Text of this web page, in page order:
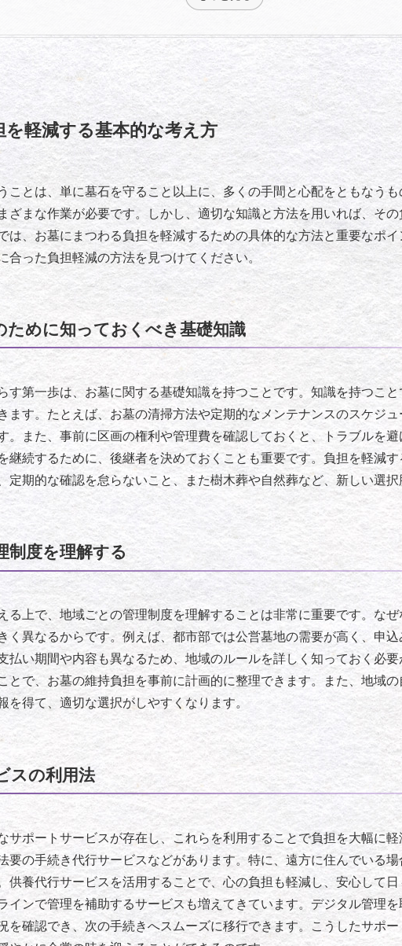
を軽減する基本的な考え方
ことは、単に墓石を守ること以上に、多くの手間と心配をともなう
ざまな作業が必要です。しかし、適切な知識と方法を用いれば、そ
は、お墓にまつわる負担を軽減するための具体的な方法と重要なポ
合った負担軽減の方法を見つけてください。
ために知っておくべき基礎知識
す第一歩は、お墓に関する基礎知識を持つことです。知識を持つこ
ます。たとえば、お墓の清掃方法や定期的なメンテナンスのスケジ
。また、事前に区画の権利や管理費を確認しておくと、トラブルを
継続するために、後継者を決めておくことも重要です。負担を軽減
定期的な確認を怠らないこと、また樹木葬や自然葬など、新しい選択
制度を理解する
る上で、地域ごとの管理制度を理解することは非常に重要です。な
く異なるからです。例えば、都市部では公営墓地の需要が高く、申
払い期間や内容も異なるため、地域のルールを詳しく知っておく必
とで、お墓の維持負担を事前に計画的に整理できます。また、地域
を得て、適切な選択がしやすくなります。
スの利用法
サポートサービスが存在し、これらを利用することで負担を大幅に
要の手続き代行サービスなどがあります。特に、遠方に住んでいる
供養代行サービスを活用することで、心の負担も軽減し、安心して日
インで管理を補助するサービスも増えてきています。デジタル管理
を確認でき、次の手続きへスムーズに移行できます。こうしたサポ